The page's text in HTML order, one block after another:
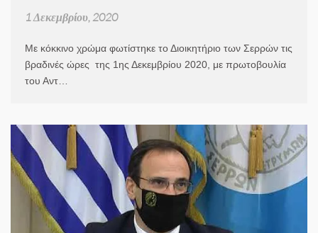
1 Δεκεμβρίου, 2020
Με κόκκινο χρώμα φωτίστηκε το Διοικητήριο των Σερρών τις
βραδινές ώρες της 1ης Δεκεμβρίου 2020, με πρωτοβουλία
του Αντ…